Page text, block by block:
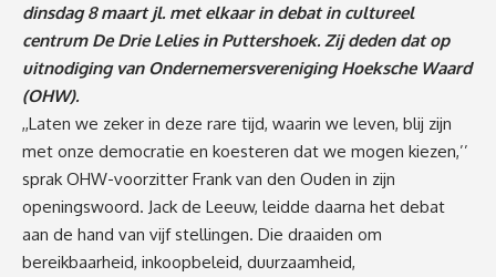
dinsdag 8 maart jl. met elkaar in debat in cultureel
centrum De Drie Lelies in Puttershoek. Zij deden dat op
uitnodiging van Ondernemersvereniging Hoeksche Waard
(OHW).
,,Laten we zeker in deze rare tijd, waarin we leven, blij zijn
met onze democratie en koesteren dat we mogen kiezen,’’
sprak OHW-voorzitter Frank van den Ouden in zijn
openingswoord. Jack de Leeuw, leidde daarna het debat
aan de hand van vijf stellingen. Die draaiden om
bereikbaarheid, inkoopbeleid, duurzaamheid,